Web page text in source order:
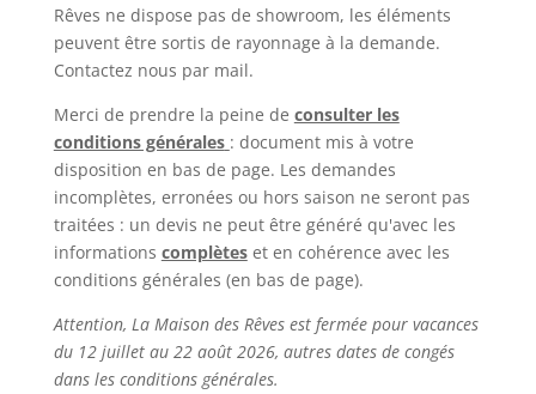
Rêves ne dispose pas de showroom, les éléments
peuvent être sortis de rayonnage à la demande.
Contactez nous par mail.
Merci de prendre la peine de consulter les
conditions générales : document mis à votre
disposition en bas de page. Les demandes
incomplètes, erronées ou hors saison ne seront pas
traitées : un devis ne peut être généré qu'avec les
informations complètes et en cohérence avec les
conditions générales (en bas de page).
Attention, La Maison des Rêves est fermée pour vacances
du 12 juillet au 22 août 2026, autres dates de congés
dans les conditions générales.